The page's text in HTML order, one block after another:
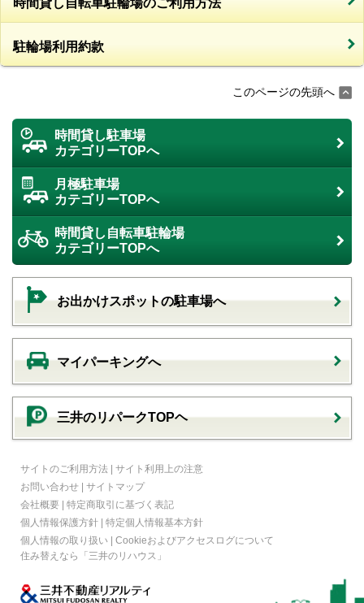
駐輪場利用約款
このページの先頭へ
時間貸し駐車場
カテゴリーTOPへ
月極駐車場
カテゴリーTOPへ
時間貸し自転車駐輪場
カテゴリーTOPへ
お出かけスポットの駐車場へ
マイパーキングへ
三井のリパークTOPヘ
サイトのご利用方法 | サイト利用上の注意
お問い合わせ | サイトマップ
会社概要 | 特定商取引に基づく表記
個人情報保護方針 | 特定個人情報基本方針
個人情報の取り扱い | Cookieおよびアクセスログについて
住み替えなら
「三井のリハウス」